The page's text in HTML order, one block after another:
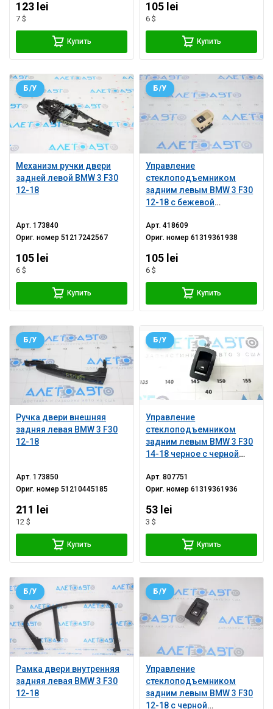
123 lei
7 $
Купить
105 lei
6 $
Купить
Механизм ручки двери
задней левой BMW 3 F30
12-18
Б/У
Арт.173840
Ориг. номер51217242567
105 lei
6 $
Купить
Управление
стеклоподъемником
задним левым BMW 3 F30
12-18 с бежевой
Б/У
Арт.418609
Ориг. номер61319361938
105 lei
6 $
Купить
Ручка двери внешняя
задняя левая BMW 3 F30
12-18
Б/У
Арт.173850
Ориг. номер51210445185
211 lei
12 $
Купить
Управление
стеклоподъемником
задним левым BMW 3 F30
14-18 черное с черной
Б/У
Арт.807751
Ориг. номер61319361936
53 lei
3 $
Купить
Рамка двери внутренняя
задняя левая BMW 3 F30
12-18
Б/У
Управление
стеклоподъемником
задним левым BMW 3 F30
12-18 с черной
Б/У